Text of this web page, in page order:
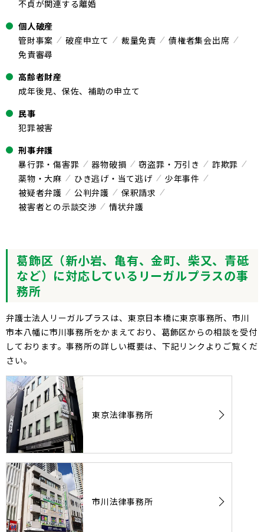
不貞が関連する離婚
個人破産
管財事案
破産申立て 裁量免責
債権者集会出席
免責審尋
高齢者財産
成年後見、保佐、補助の申立て
民事
犯罪被害
刑事弁護
暴行罪・傷害罪
器物破損 窃盗罪・万引き
詐欺罪
薬物・大麻
ひき逃げ・当て逃げ
少年事件
被疑者弁護
公判弁護
保釈請求
被害者との示談交渉
情状弁護
葛飾区（新小岩、亀有、金町、柴又、青砥
など）に対応しているリーガルプラスの事
務所
弁護士法人リーガルプラスは、東京日本橋に東京事務所、市川
市本八幡に市川事務所をかまえており、葛飾区からの相談を受付
しております。事務所の詳しい概要は、下記リンクよりご覧くだ
さい。
東京法律事務所
市川法律事務所